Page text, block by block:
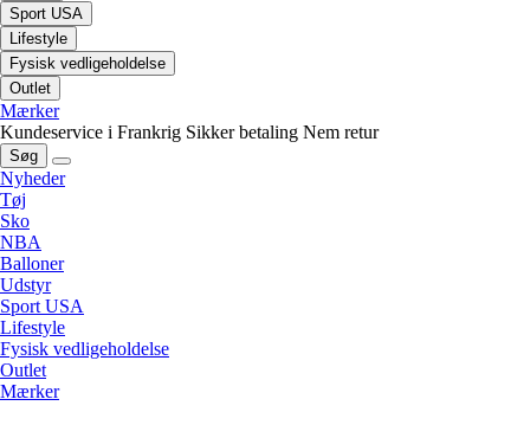
Sport USA
Lifestyle
Fysisk vedligeholdelse
Outlet
Mærker
Kundeservice i Frankrig Sikker betaling Nem retur
Søg
Nyheder
Tøj
Sko
NBA
Balloner
Udstyr
Sport USA
Lifestyle
Fysisk vedligeholdelse
Outlet
Mærker